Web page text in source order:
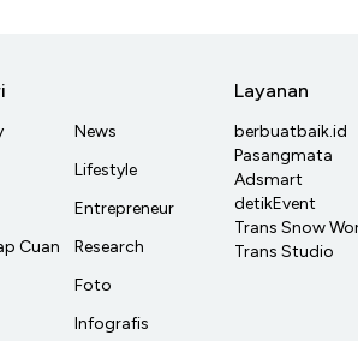
Cuan
News
Lifestyle
Entrepreneur
Research
Foto
Infografis
Layanan
berbuatbaik.id
Pasangmata
Adsmart
detikEvent
Trans Snow
Trans Studio